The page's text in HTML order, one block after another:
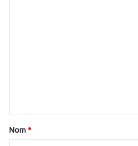
t
a
Nom *